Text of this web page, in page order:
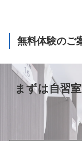
無料体験のご
まずは自習